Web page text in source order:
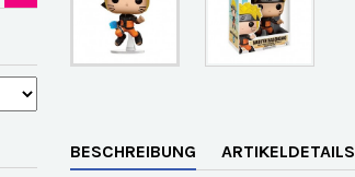
BESCHREIBUNG ARTIKELDETAILS